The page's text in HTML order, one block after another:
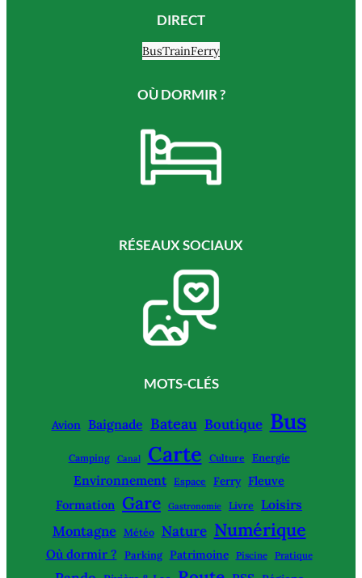
DIRECT
BusTrainFerry
OÙ DORMIR ?
RÉSEAUX SOCIAUX
MOTS-CLÉS
Avion Baignade Bateau Boutique Bus
Camping Canal Carte Culture Energie
Environnement Espace Ferry Fleuve
Formation Gare Gastronomie Livre Loisirs
Montagne Météo Nature Numérique
Où dormir ? Parking Patrimoine Piscine Pratique